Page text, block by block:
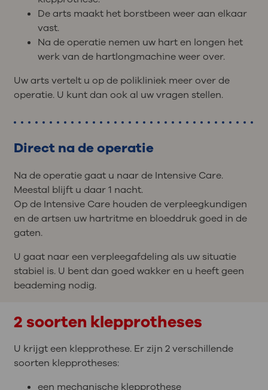
De arts maakt het borstbeen weer aan elkaar
vast.
Na de operatie nemen uw hart en longen het
werk van de hartlongmachine weer over.
Uw arts vertelt u op de polikliniek meer over de
operatie. U kunt dan ook al uw vragen stellen.
Direct na de operatie
Na de operatie gaat u naar de Intensive Care.
Meestal blijft u daar 1 nacht.
Op de Intensive Care houden de verpleegkundigen
en de artsen uw hartritme en bloeddruk goed in de
gaten.
U gaat naar een verpleegafdeling als uw situatie
stabiel is. U bent dan goed wakker en u heeft geen
beademing nodig.
2 soorten klepprotheses
U krijgt een klepprothese. Er zijn 2 verschillende
soorten klepprotheses:
een mechanische klepprothese